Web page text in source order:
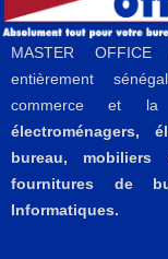
MASTER
entièrement
commerce et la
électroménagers,
bureau, mobiliers
fournitures de
Informatiques.